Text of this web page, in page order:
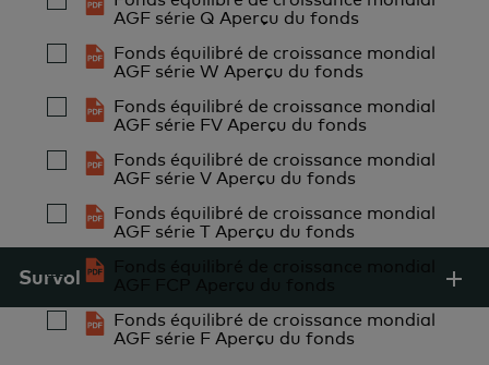
Survol
AGF série Q Aperçu du fonds
Fonds équilibré de croissance mondial
AGF série W Aperçu du fonds
Fonds équilibré de croissance mondial
AGF série FV Aperçu du fonds
Fonds équilibré de croissance mondial
AGF série V Aperçu du fonds
Fonds équilibré de croissance mondial
AGF série T Aperçu du fonds
Fonds équilibré de croissance mondial
AGF série F Aperçu du fonds